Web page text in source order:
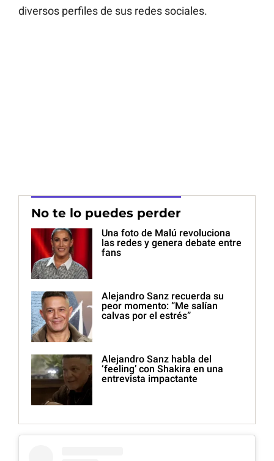
diversos perfiles de sus redes sociales.
No te lo puedes perder
Una foto de Malú revoluciona
las redes y genera debate entre
fans
Alejandro Sanz recuerda su
peor momento: “Me salían
calvas por el estrés”
Alejandro Sanz habla del
‘feeling’ con Shakira en una
entrevista impactante